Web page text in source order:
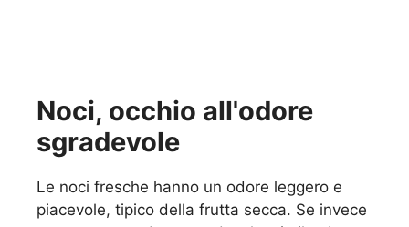
Noci, occhio all'odore
sgradevole
Le noci fresche hanno un odore leggero e
piacevole, tipico della frutta secca. Se invece